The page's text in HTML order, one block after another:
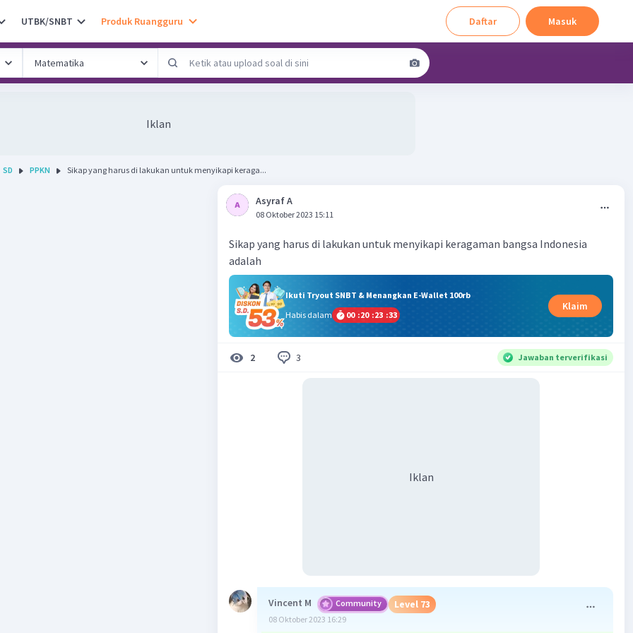
UTBK/SNBT Produk Ruangguru Daftar Masuk
Iklan
SD PPKN Sikap yang harus di lakukan untuk menyikapi keraga...
Asyraf A
08 Oktober 2023 15:11
Sikap yang harus di lakukan untuk menyikapi keragaman bangsa Indonesia
adalah
Ikuti Tryout SNBT & Menangkan E-Wallet 100rb
Habis dalam
00 :20 :23 :33
Klaim
2 3 Jawaban terverifikasi
Iklan
Vincent M Community Level 73
08 Oktober 2023 16:29